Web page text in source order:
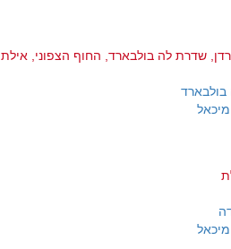
שדרת לה בולבארד, החוף הצפוני, אילת